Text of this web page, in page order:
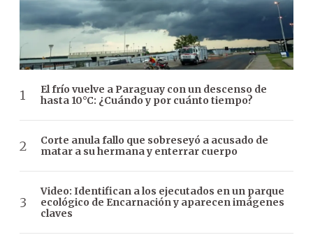
El frío vuelve a Paraguay con un descenso de
hasta 10°C: ¿Cuándo y por cuánto tiempo?
Corte anula fallo que sobreseyó a acusado de
matar a su hermana y enterrar cuerpo
Video: Identifican a los ejecutados en un parque
ecológico de Encarnación y aparecen imágenes
claves